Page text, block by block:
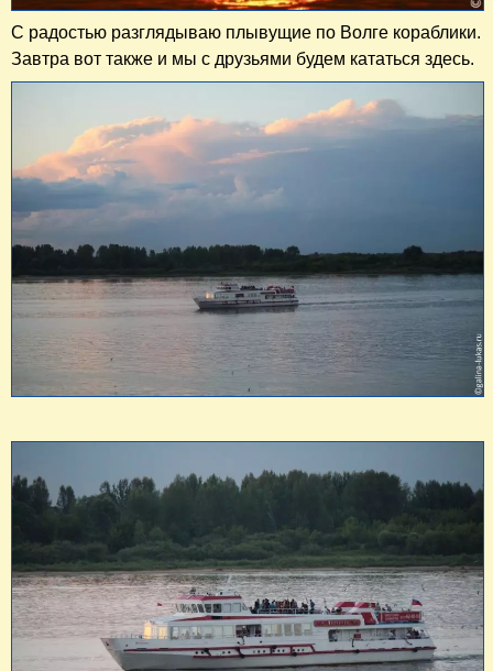
С радостью разглядываю плывущие по Волге кораблики.
Завтра вот также и мы с друзьями будем кататься здесь.